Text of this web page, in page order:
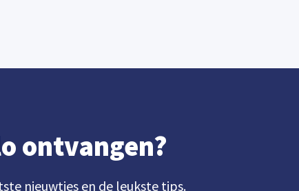
ontvangen?
nieuwtjes en de leukste tips.